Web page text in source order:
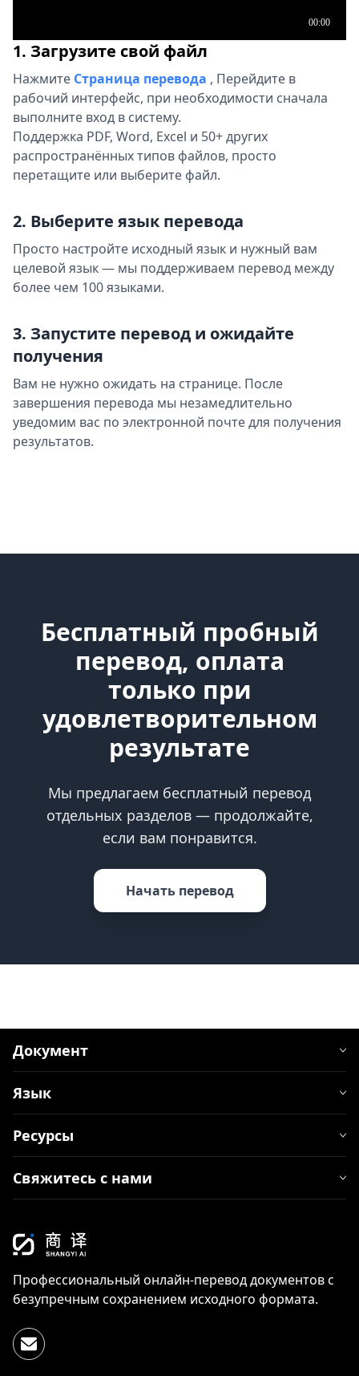
1. Загрузите свой файл
Нажмите Страница перевода , Перейдите в
рабочий интерфейс, при необходимости сначала
выполните вход в систему.
Поддержка PDF, Word, Excel и 50+ других
распространённых типов файлов, просто
перетащите или выберите файл.
2. Выберите язык перевода
Просто настройте исходный язык и нужный вам
целевой язык — мы поддерживаем перевод между
более чем 100 языками.
3. Запустите перевод и ожидайте
получения
Вам не нужно ожидать на странице. После
завершения перевода мы незамедлительно
уведомим вас по электронной почте для получения
результатов.
Бесплатный пробный
перевод, оплата
только при
удовлетворительном
результате
Мы предлагаем бесплатный перевод
отдельных разделов — продолжайте,
если вам понравится.
Начать перевод
Документ
Язык
Ресурсы
Свяжитесь с нами
Профессиональный онлайн-перевод документов с
безупречным сохранением исходного формата.